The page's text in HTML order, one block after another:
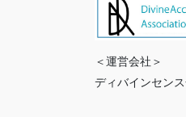
＜運営会社＞
ディバインセン